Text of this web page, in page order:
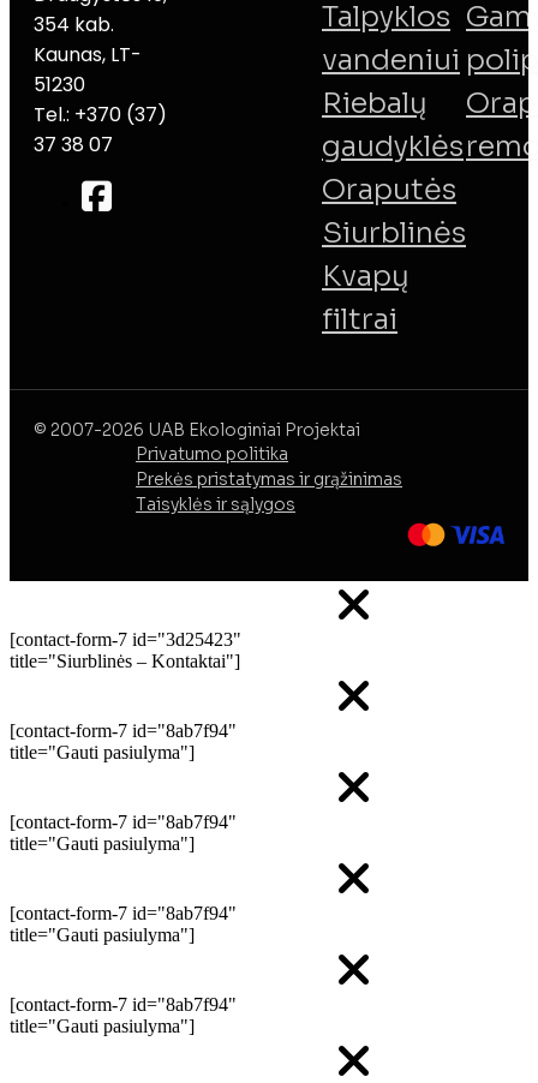
354 kab.
Kaunas, LT-
51230
Tel.: +370 (37)
37 38 07
Talpyklos
vandeniui
Riebalų
gaudyklės
Oraputės
Siurblinės
Kvapų
filtrai
© 2007-2026 UAB Ekologiniai Projektai
Privatumo politika
Prekės pristatymas ir grąžinimas
Taisyklės ir sąlygos
[contact-form-7 id="3d25423"
title="Siurblinės – Kontaktai"]
[contact-form-7 id="8ab7f94"
title="Gauti pasiulyma"]
[contact-form-7 id="8ab7f94"
title="Gauti pasiulyma"]
[contact-form-7 id="8ab7f94"
title="Gauti pasiulyma"]
[contact-form-7 id="8ab7f94"
title="Gauti pasiulyma"]